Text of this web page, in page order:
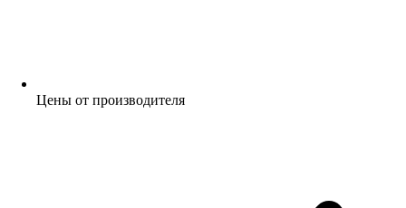
Цены от производителя